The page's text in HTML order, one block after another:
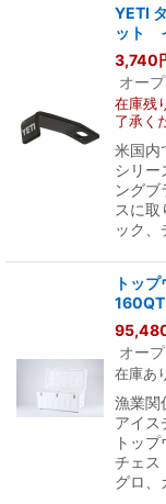
YETI
ット
3,740
オー
在庫残
了承く
米国内
シリ
ングブ
スに取
ック
トッ
160QT
オー
在庫あ
漁業関
アイス
トッ
チェス
グロ